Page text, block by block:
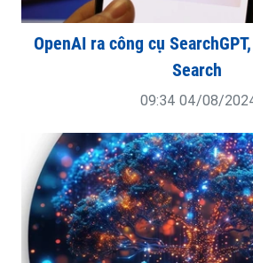
OpenAI ra công cụ
Search
09:34 04/08/